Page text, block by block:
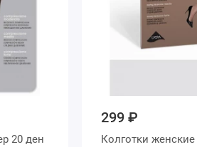
299 ₽
Колготки женские 4 размер 20 ден